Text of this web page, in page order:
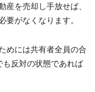
産を売却し手放せば、
要がなくなります。
めには共有者全員の合
反対の状態であれば